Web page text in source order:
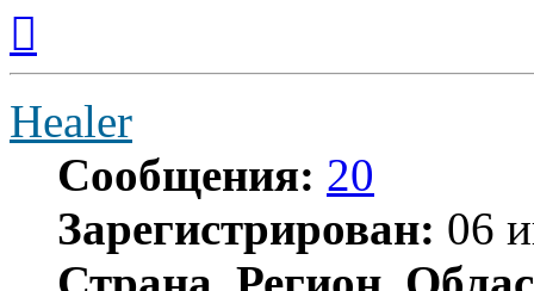
началу
Healer
Сообщения: 20
Зарегистрирован: 06